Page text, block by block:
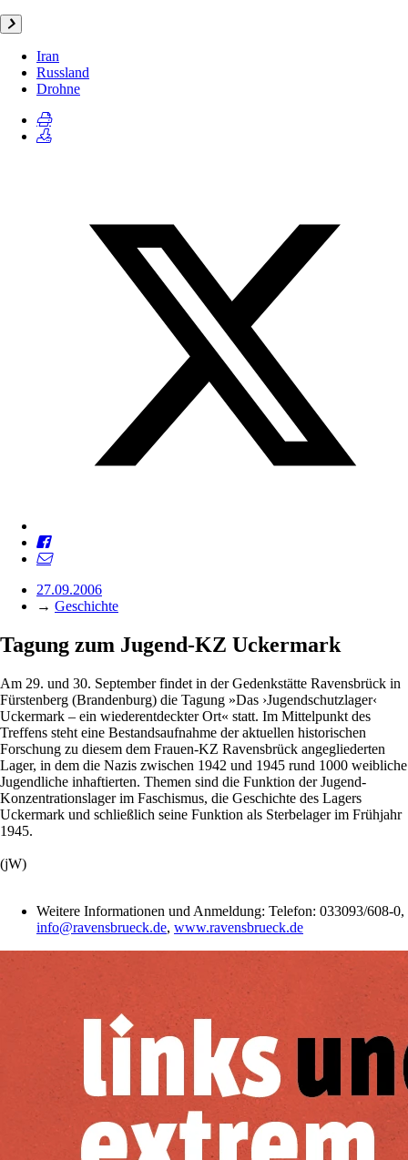
Iran
Russland
Drohne
27.09.2006
→ Geschichte
Tagung zum Jugend-KZ Uckermark
Am 29. und 30. September findet in der Gedenkstätte Ravensbrück in
Fürstenberg (Brandenburg) die Tagung »Das ›Jugendschutzlager‹
Uckermark – ein wiederentdeckter Ort« statt. Im Mittelpunkt des
Treffens steht eine Bestandsaufnahme der aktuellen historischen
Forschung zu diesem dem Frauen-KZ Ravensbrück angegliederten
Lager, in dem die Nazis zwischen 1942 und 1945 rund 1000 weibliche
Jugendliche inhaftierten. Themen sind die Funktion der Jugend-
Konzentrationslager im Faschismus, die Geschichte des Lagers
Uckermark und schließlich seine Funktion als Sterbelager im Frühjahr
1945.
(jW)
Weitere Informationen und Anmeldung: Telefon: 033093/608-0,
info@ravensbrueck.de, www.ravensbrueck.de